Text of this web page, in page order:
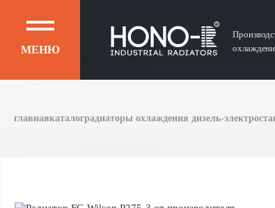
МЕНЮ
главнаякаталоградиаторы охлаждения дизель-